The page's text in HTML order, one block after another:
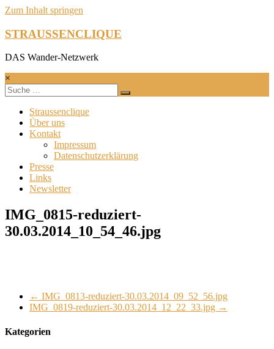
Zum Inhalt springen
STRAUSSENCLIQUE
DAS Wander-Netzwerk
×
Straussenclique
Über uns
Kontakt
Impressum
Datenschutzerklärung
Presse
Links
Newsletter
IMG_0815-reduziert-
30.03.2014_10_54_46.jpg
← IMG_0813-reduziert-30.03.2014_09_52_56.jpg
IMG_0819-reduziert-30.03.2014_12_22_33.jpg →
Kategorien